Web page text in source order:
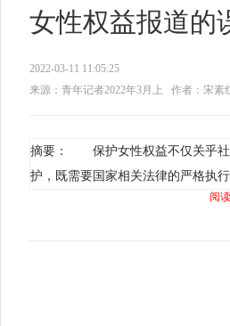
女性权益报道的
2022-03-11 11:05:25
来源：青年记者2022年3月上
作者：宋素
摘要： 保护女性权益不仅关乎社
护，既需要国家相关法律的严格执
阅